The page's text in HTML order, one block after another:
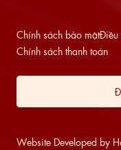
Chính sách bảo mậtĐiều
Chính sách thanh toán
Website Developed by